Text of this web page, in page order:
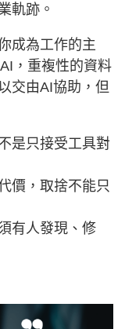
軌跡。
成為工作的主
，重複性的資料
交由AI協助，但
是只接受工具對
價，取捨不能只
有人發現、修